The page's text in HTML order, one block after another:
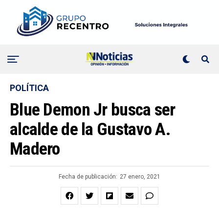
POLÍTICA
Blue Demon Jr busca ser
alcalde de la Gustavo A.
Madero
Fecha de publicación: 27 enero, 2021